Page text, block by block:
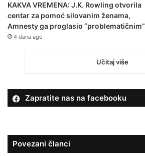
KAKVA VREMENA: J.K. Rowling otvorila
centar za pomoć silovanim ženama,
Amnesty ga proglasio “problematičnim”
4 dana ago
Učitaj više
Zapratite nas na facebooku
Povezani članci